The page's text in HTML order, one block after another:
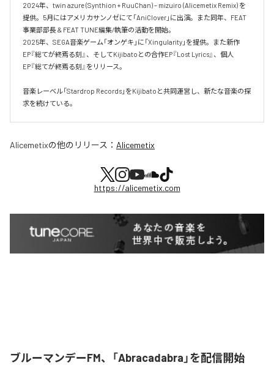
2024年、twin azure (Synthion + RuuChan) – mizuiro (Alicemetix Remix) を
提供。5月にはアメリカサンノゼにて「AniClover」に出演。また同年、FEAT
事業部部長 & FEAT TUNE編集/執筆の活動を開始。
2025年、SEGA音楽ゲーム「オンゲキ」に「Xingularity」を提供。また新作
EP『総てが終焉る刻』、そしてKijibatoとの合作EP『Lost Lyrics』、個人
EP『総てが終焉る刻』をリリース。
音楽レーベル「Stardrop Records」をKijibatoと共同運営し、新たな音楽の探
求を続けている。
Alicemetixの他のリリース： Alicemetix
https://alicemetix.com
ブルーマンデーFM、「Abracadabra」を配信開始